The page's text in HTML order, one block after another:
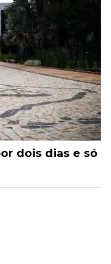
dois dias e só